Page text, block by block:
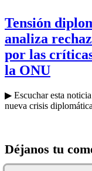
Tensión
analiza
por las
la ONU
▶ Escuchar esta
nueva crisis
Déjanos tu